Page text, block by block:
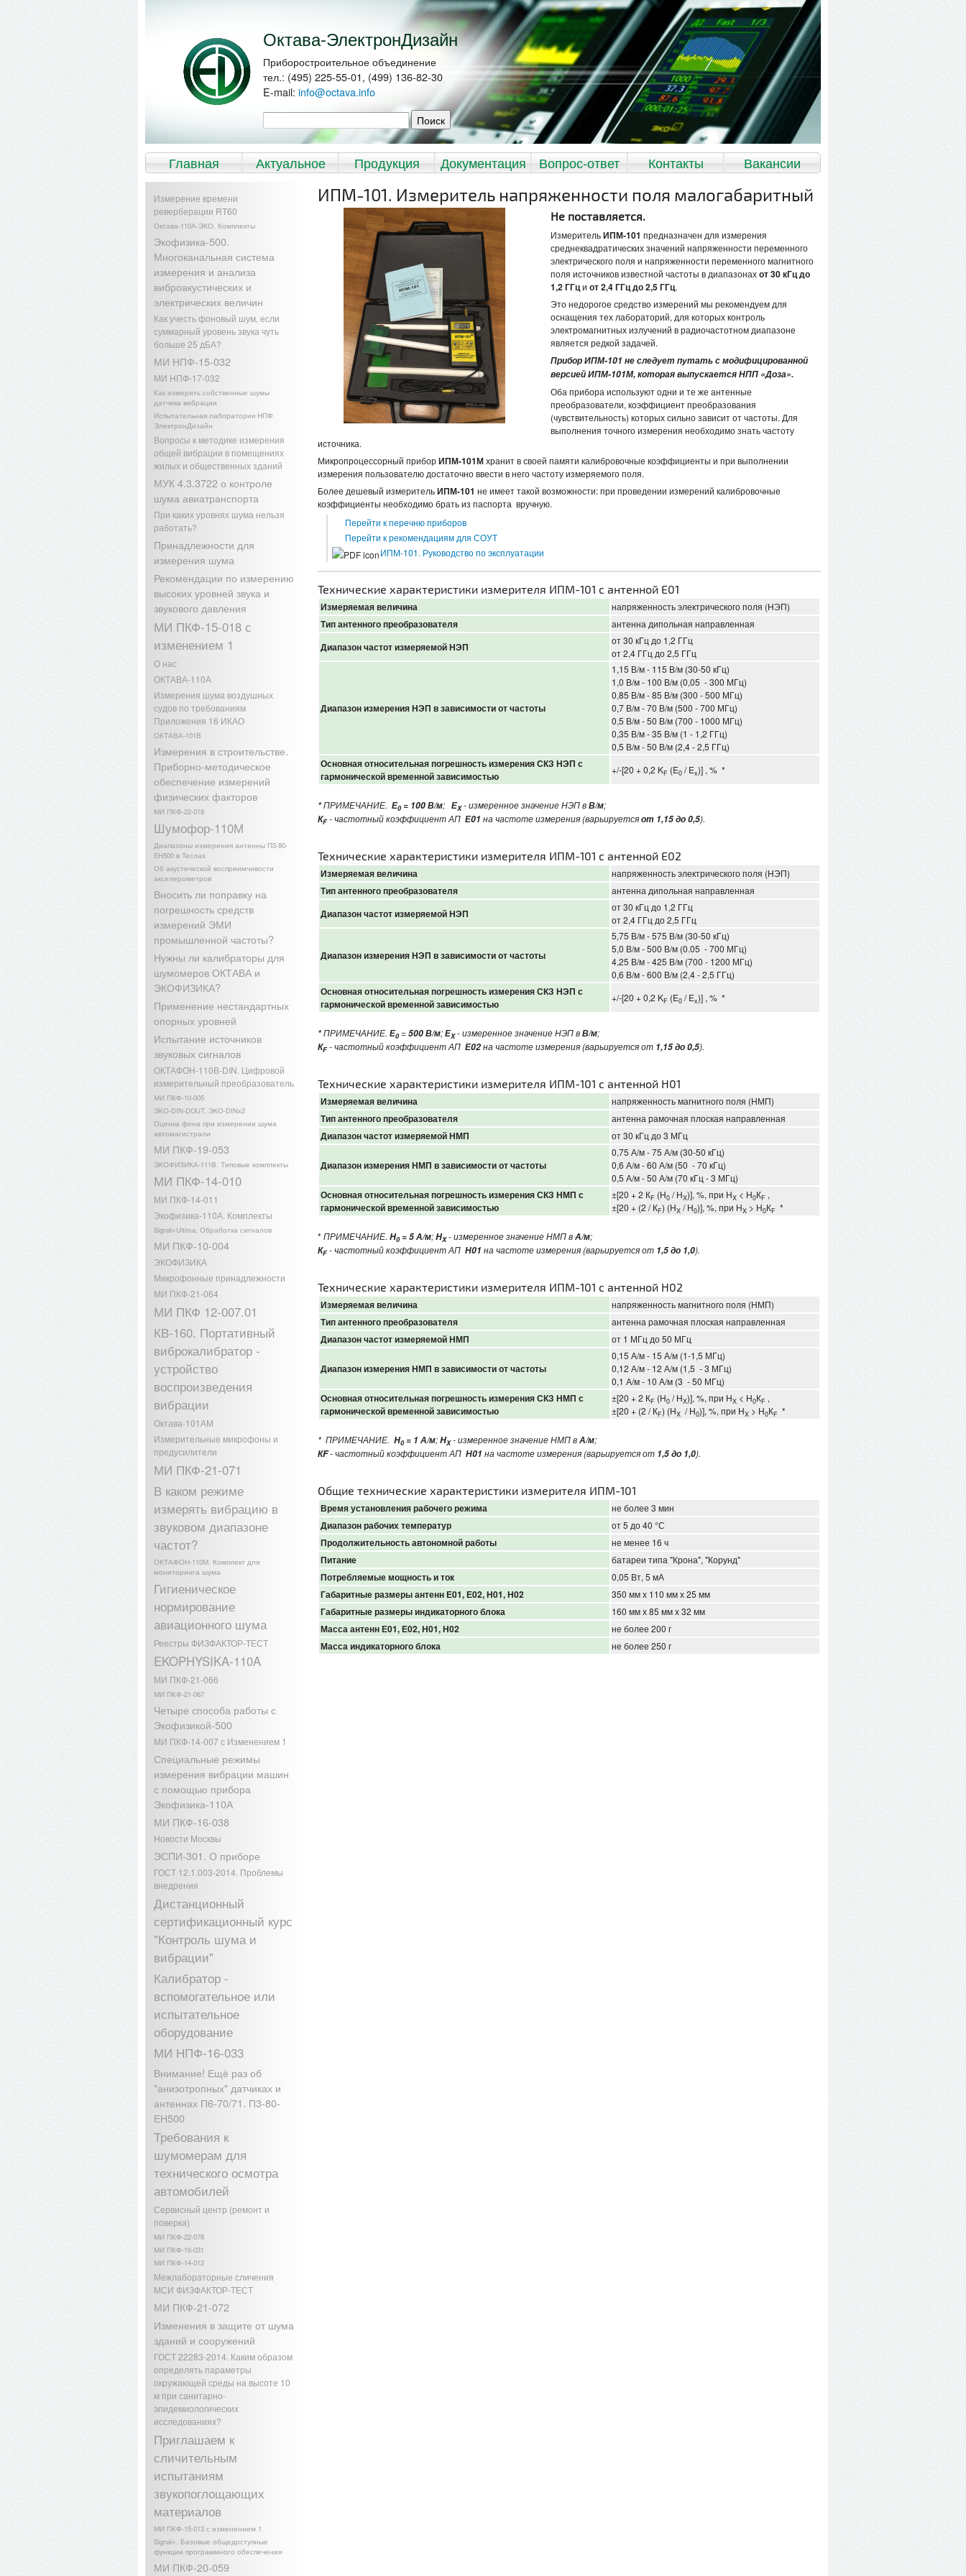
Октава-ЭлектронДизайн
Приборостроительное объединение
тел.: (495) 225-55-01, (499) 136-82-30
E-mail: info@octava.info
Форма поиска
Поиск
Главное меню
Главная Актуальное Продукция Документация Вопрос-ответ Контакты Вакансии
ИПМ-101. Измеритель напряженности поля малогабаритный
Не поставляется.
ИзмерительИПМ-101 предназначен для измерения
среднеквадратических значений напряженности переменного
электрического поля и напряженности переменного магнитного
поля источников известной частоты в диапазонахот 30 кГц до
1,2 ГГци от 2,4 ГГц до 2,5 ГГц.
Это недорогое средство измерений мы рекомендуем для
оснащения тех лабораторий, для которых контроль
электромагнитных излучений в радиочастотном диапазоне
является редкой задачей.
Прибор ИПМ-101 не следует путать с модифицированной
версией ИПМ-101М, которая выпускается НПП «Доза».
Оба прибора используют одни и те же антенные
преобразователи, коэффициент преобразования
(чувствительность) которых сильно зависит от частоты. Для
выполнения точного измерения необходимо знать частоту
источника.
Микропроцессорный приборИПМ-101Мхранит в своей памяти калибровочные коэффициенты и при выполнении
измерения пользователю достаточно ввести в него частоту измеряемого поля.
Более дешевый измерительИПМ-101 не имеет такой возможности: при проведении измерений калибровочные
коэффициенты необходимо брать из паспорта вручную.
Перейти к перечню приборов
Перейти к рекомендациям для СОУТ
ИПМ-101. Руководство по эксплуатации
Технические характеристики измерителя ИПМ-101 с антенной Е01
Измеряемая величина напряженность электрического поля (НЭП)
Тип антенного преобразователя антенна дипольная направленная
Диапазон частот измеряемой НЭП
от 30 кГц до 1,2 ГГц
от 2,4 ГГц до 2,5 ГГц
Диапазон измерения НЭП в зависимости от частоты
1,15 В/м - 115 В/м (30-50 кГц)
1,0 В/м - 100 В/м (0,05 - 300 МГц)
0,85 В/м - 85 В/м (300 - 500 МГц)
0,7 В/м - 70 В/м (500 - 700 МГц)
0,5 В/м - 50 В/м (700 - 1000 МГц)
0,35 В/м - 35 В/м (1 - 1,2 ГГц)
0,5 В/м - 50 В/м (2,4 - 2,5 ГГц)
Основная относительная погрешность измерения СКЗ НЭП с
гармонической временной зависимостью
+/-[20 + 0,2 KF (E0 / Ex)] , % *
*ПРИМЕЧАНИЕ. Е0 = 100 В/м; ЕX- измеренное значение НЭП вВ/м;
КF- частотный коэффициент АП Е01 на частоте измерения (варьируетсяот 1,15 до 0,5).
Технические характеристики измерителя ИПМ-101 с антенной Е02
Измеряемая величина напряженность электрического поля (НЭП)
Тип антенного преобразователя антенна дипольная направленная
Диапазон частот измеряемой НЭП
от 30 кГц до 1,2 ГГц
от 2,4 ГГц до 2,5 ГГц
Диапазон измерения НЭП в зависимости от частоты
5,75 В/м - 575 В/м (30-50 кГц)
5,0 В/м - 500 В/м (0.05 - 700 МГц)
4,25 В/м - 425 В/м (700 - 1200 МГц)
0,6 В/м - 600 В/м (2,4 - 2,5 ГГц)
Основная относительная погрешность измерения СКЗ НЭП с
гармонической временной зависимостью
+/-[20 + 0,2 KF (E0 / Ex)] , % *
*ПРИМЕЧАНИЕ. Е0 =500 В/м;ЕX- измеренное значение НЭП вВ/м;
КF- частотный коэффициент АП Е02на частоте измерения (варьируется от 1,15 до 0,5).
Технические характеристики измерителя ИПМ-101 с антенной Н01
Измеряемая величина напряженность магнитного поля (НМП)
Тип антенного преобразователя антенна рамочная плоская направленная
Диапазон частот измеряемой НМП от 30 кГц до 3 МГц
Диапазон измерения НМП в зависимости от частоты
0,75 А/м - 75 А/м (30-50 кГц)
0,6 А/м - 60 А/м (50 - 70 кГц)
0,5 А/м - 50 А/м (70 кГц - 3 МГц)
Основная относительная погрешность измерения СКЗ НМП с
гармонической временной зависимостью
±[20 + 2 КF (Н0 / НX)], %, при НX < Н0КF ,
±[20 + (2 / КF) (НX / Н0)], %, при НX > Н0КF *
* ПРИМЕЧАНИЕ. H0 = 5 А/м;HX - измеренное значение НМП вА/м;
КF- частотный коэффициент АП Н01 на частоте измерения (варьируется от 1,5 до 1,0).
Технические характеристики измерителя ИПМ-101 с антенной Н02
Измеряемая величина напряженность магнитного поля (НМП)
Тип антенного преобразователя антенна рамочная плоская направленная
Диапазон частот измеряемой НМП от 1 МГц до 50 МГц
Диапазон измерения НМП в зависимости от частоты
0,15 А/м - 15 А/м (1-1,5 МГц)
0,12 А/м - 12 А/м (1,5 - 3 МГц)
0,1 А/м - 10 А/м (3 - 50 МГц)
Основная относительная погрешность измерения СКЗ НМП с
гармонической временной зависимостью
±[20 + 2 КF (Н0 / НX)], %, при НX < Н0КF ,
±[20 + (2 / КF) (НX / Н0)], %, при НX > Н0КF *
* ПРИМЕЧАНИЕ. H0 = 1 А/м;HX- измеренное значение НМП вА/м;
КF- частотный коэффициент АП Н01 на частоте измерения (варьируется от 1,5 до 1,0).
Общие технические характеристики измерителя ИПМ-101
Время установления рабочего режима не более 3 мин
Диапазон рабочих температур от 5 до 40 °С
Продолжительность автономной работы не менее 16 ч
Питание батареи типа "Крона", "Корунд"
Потребляемые мощность и ток 0,05 Вт, 5 мА
Габаритные размеры антенн Е01, Е02, Н01, Н02 350 мм х 110 мм х 25 мм
Габаритные размеры индикаторного блока 160 мм х 85 мм х 32 мм
Масса антеннЕ01, Е02, Н01, Н02 не более 200 г
Масса индикаторного блока не более 250 г
Измерение времени
реверберации RT60
Октава-110А-ЭКО. Комплекты
Экофизика-500.
Многоканальная система
измерения и анализа
виброакустических и
электрических величин
Как учесть фоновый шум, если
суммарный уровень звука чуть
больше 25 дБА?
МИ НПФ-15-032
МИ НПФ-17-032
Как измерить собственные шумы
датчика вибрации
Испытательная лаборатория НПФ
ЭлектронДизайн
Вопросы к методике измерения
общей вибрации в помещениях
жилых и общественных зданий
МУК 4.3.3722 о контроле
шума авиатранспорта
При каких уровнях шума нельзя
работать?
Принадлежности для
измерения шума
Рекомендации по измерению
высоких уровней звука и
звукового давления
МИ ПКФ-15-018 с
изменением 1
О нас
ОКТАВА-110А
Измерения шума воздушных
судов по требованиям
Приложения 16 ИКАО
ОКТАВА-101В
Измерения в строительстве.
Приборно-методическое
обеспечение измерений
физических факторов
МИ ПКФ-22-018
Шумофор-110М
Диапазоны измерения антенны П3-80-
EH500 в Теслах
Об акустической восприимчивости
акселерометров
Вносить ли поправку на
погрешность средств
измерений ЭМИ
промышленной частоты?
Нужны ли калибраторы для
шумомеров ОКТАВА и
ЭКОФИЗИКА?
Применение нестандартных
опорных уровней
Испытание источников
звуковых сигналов
ОКТАФОН-110В-DIN. Цифровой
измерительный преобразователь
МИ ПКФ-10-005
ЭКО-DIN-DOUT, ЭКО-DINx2
Оценка фона при измерении шума
автомагистрали
МИ ПКФ-19-053
ЭКОФИЗИКА-111В. Типовые комплекты
МИ ПКФ-14-010
МИ ПКФ-14-011
Экофизика-110А. Комплекты
Signal+Ultima. Обработка сигналов
МИ ПКФ-10-004
ЭКОФИЗИКА
Микрофонные принадлежности
МИ ПКФ-21-064
МИ ПКФ 12-007.01
КВ-160. Портативный
виброкалибратор -
устройство
воспроизведения
вибрации
Октава-101АМ
Измерительные микрофоны и
предусилители
МИ ПКФ-21-071
В каком режиме
измерять вибрацию в
звуковом диапазоне
частот?
ОКТАФОН-110М. Комплект для
мониторинга шума
Гигиеническое
нормирование
авиационного шума
Реестры ФИЗФАКТОР-ТЕСТ
EKOPHYSIKA-110A
МИ ПКФ-21-066
МИ ПКФ-21-067
Четыре способа работы с
Экофизикой-500
МИ ПКФ-14-007 с Изменением 1
Специальные режимы
измерения вибрации машин
с помощью прибора
Экофизика-110А
МИ ПКФ-16-038
Новости Москвы
ЭСПИ-301. О приборе
ГОСТ 12.1.003-2014. Проблемы
внедрения
Дистанционный
сертификационный курс
"Контроль шума и
вибрации"
Калибратор -
вспомогательное или
испытательное
оборудование
МИ НПФ-16-033
Внимание! Ещё раз об
"анизотропных" датчиках и
антеннах П6-70/71. П3-80-
ЕН500
Требования к
шумомерам для
технического осмотра
автомобилей
Сервисный центр (ремонт и
поверка)
МИ ПКФ-22-078
МИ ПКФ-16-031
МИ ПКФ-14-012
Межлабораторные сличения
МСИ ФИЗФАКТОР-ТЕСТ
МИ ПКФ-21-072
Изменения в защите от шума
зданий и сооружений
ГОСТ 22283-2014. Каким образом
определять параметры
окружающей среды на высоте 10
м при санитарно-
эпидемиологических
исследованиях?
Приглашаем к
сличительным
испытаниям
звукопоглощающих
материалов
МИ ПКФ-15-013 с изменением 1
Signal+. Базовые общедоступные
функции программного обеспечения
МИ ПКФ-20-059